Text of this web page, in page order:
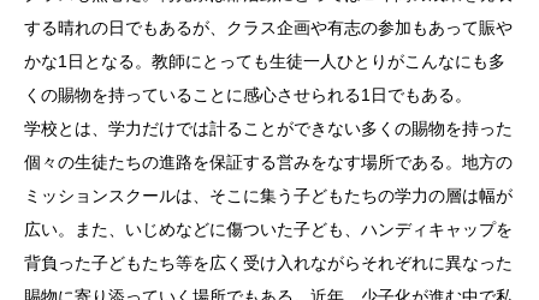
する晴れの日でもあるが、クラス企画や有志の参加もあって賑や
かな1日となる。教師にとっても生徒一人ひとりがこんなにも多
くの賜物を持っていることに感心させられる1日でもある。
学校とは、学力だけでは計ることができない多くの賜物を持った
個々の生徒たちの進路を保証する営みをなす場所である。地方の
ミッションスクールは、そこに集う子どもたちの学力の層は幅が
広い。また、いじめなどに傷ついた子ども、ハンディキャップを
背負った子どもたち等を広く受け入れながらそれぞれに異なった